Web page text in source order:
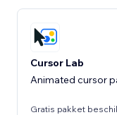
Cursor Lab
Animated cursor
Gratis pakket